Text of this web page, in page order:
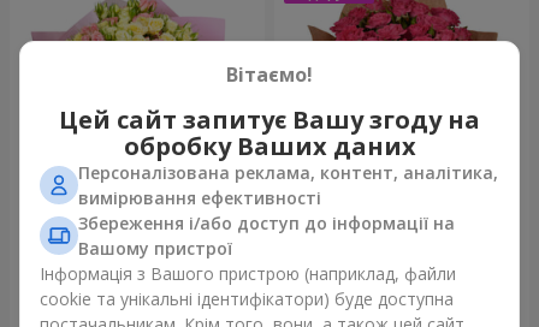
Мікс "Планета троянд" із 51
кущової троянди
6 540 грн
Букет "Чарівність" з
2 624 грн
Вітаємо!
Цей сайт запитує Вашу згоду на
обробку Ваших даних
Персоналізована реклама, контент, аналітика,
вимірювання ефективності
Збереження і/або доступ до інформації на
Вашому пристрої
Інформація з Вашого пристрою (наприклад, файли
cookie та унікальні ідентифікатори) буде доступна